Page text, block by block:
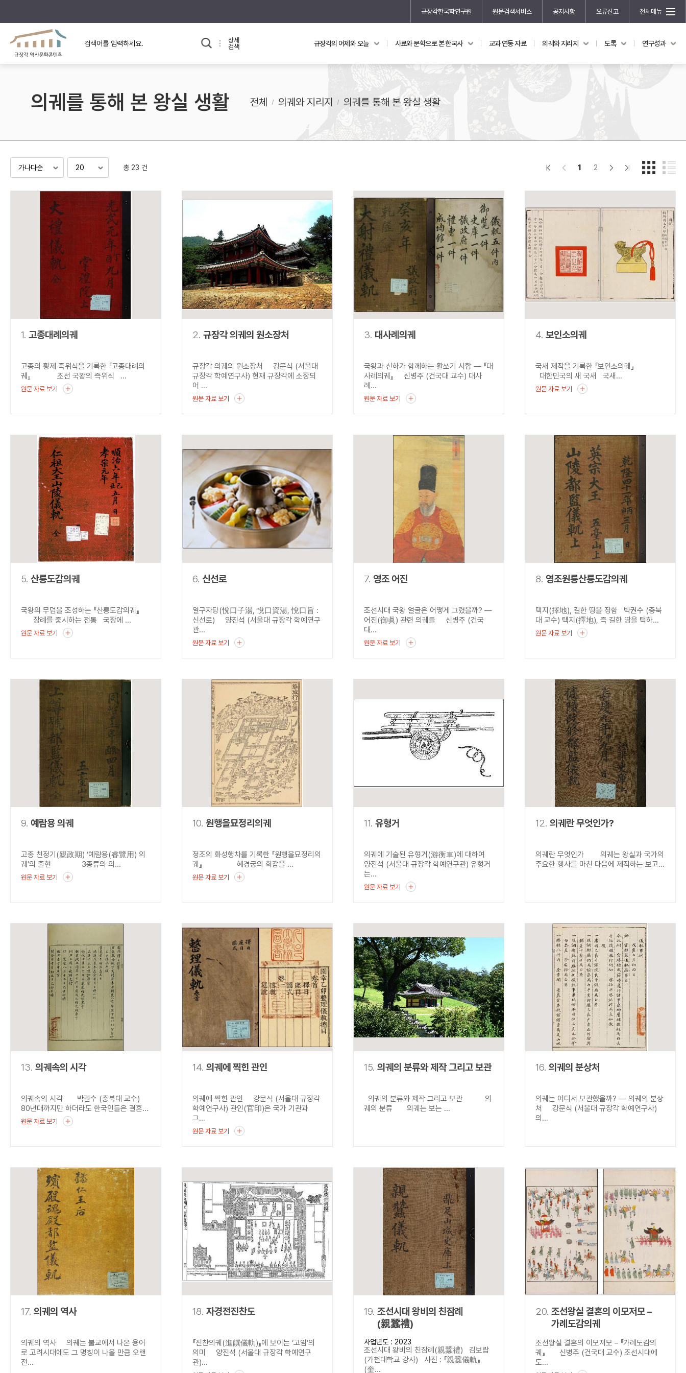
규장각한국학연구원 원문검색서비스 공지사항 오류신고 전체메뉴
규장각의 어제와 오늘
규장각 소개영상
사료와 문학으로 본
고대
고려
조선 후기
교과 연동 자료 의궤와 지리지
지리지 이야기
도록 연구성과
신진학자 초청 연구교류 사업
규장각-산기 연구비 지원 사업
홍재 한국학 펠로십 프로그램
상세
검색
검색 연산자 사용안내
설명
AND
“정조”와 “정약용”이 동시에 포함된 자료를 검
색
OR “정조” 또는 “정약용”이 포함된 자료를 검색
NOT
“정조”가 나온 후 “정약용”이 나오지 않는 자
료를 검색
규장각의 어제와 오늘 사료와 문학으로 본 한국사 교과 연동 자료 의궤와 지리지 도록 연구성과
의궤를 통해 본 왕실 생활 전체 의궤와 지리지 의궤를 통해 본 왕실 생활
총 23 건 1 2
1. 고종대례의궤
고종의 황제 즉위식을 기록한 『고종대례의
궤』 조선 국왕의 즉위식 ...
원문 자료 보기
2. 규장각 의궤의 원소장처
규장각 의궤의 원소장처 강문식 (서울대
규장각 학예연구사) 현재 규장각에 소장되
어 ...
원문 자료 보기
3. 대사례의궤
국왕과 신하가 함께하는 활쏘기 시합 ― 『대
사례의궤』 신병주 (건국대 교수) 대사
례...
원문 자료 보기
4. 보인소의궤
국새 제작을 기록한 『보인소의궤』
대한민국의 새 국새 국새...
원문 자료 보기
5. 산릉도감의궤
국왕의 무덤을 조성하는 『산릉도감의궤』
장례를 중시하는 전통 국장에 ...
원문 자료 보기
6. 신선로
열구자탕(悅口子湯, 悅口資湯, 悅口旨 :
신선로) 양진석 (서울대 규장각 학예연구
관...
원문 자료 보기
7. 영조 어진
조선시대 국왕 얼굴은 어떻게 그렸을까? ―
어진(御眞) 관련 의궤들 신병주 (건국
대...
원문 자료 보기
8. 영조원릉산릉도감의궤
택지(擇地), 길한 땅을 정함 박권수 (충북
대 교수) 택지(擇地), 즉 길한 땅을 택하...
원문 자료 보기
9. 예람용 의궤
고종 친정기(親政期) ‘예람용(睿覽用) 의
궤’의 출현 3종류의 의...
원문 자료 보기
10. 원행을묘정리의궤
정조의 화성행차를 기록한 『원행을묘정리의
궤』 혜경궁의 회갑을 ...
원문 자료 보기
11. 유형거
의궤에 기술된 유형거(游衡車)에 대하여
양진석 (서울대 규장각 학예연구관) 유형거
는...
원문 자료 보기
12. 의궤란 무엇인가?
의궤란 무엇인가 의궤는 왕실과 국가의
주요한 행사를 마친 다음에 제작하는 보고...
13. 의궤속의 시각
의궤속의 시각 박권수 (충북대 교수)
80년대까지만 하더라도 한국인들은 결혼...
원문 자료 보기
14. 의궤에 찍힌 관인
의궤에 찍힌 관인 강문식 (서울대 규장각
학예연구사) 관인(官印)은 국가 기관과
그...
원문 자료 보기
15. 의궤의 분류와 제작 그리고 보관
의궤의 분류와 제작 그리고 보관 의
궤의 분류 의궤는 보는 ...
16. 의궤의 분상처
의궤는 어디서 보관했을까? ― 의궤의 분상
처 강문식 (서울대 규장각 학예연구사)
의...
17. 의궤의 역사
의궤의 역사 의궤는 불교에서 나온 용어
로 고려시대에도 그 명칭이 나올 만큼 오랜
전...
18. 자경전진찬도
『진찬의궤(進饌儀軌)』에 보이는 ‘고임’의
의미 양진석 (서울대 규장각 학예연구
관)...
19. 조선시대 왕비의 친잠례
(親蠶禮)
사업년도 : 2023
조선시대 왕비의 친잠례(親蠶禮) 김보람
(가천대학교 강사) 사진 : 『親蠶儀軌』
(奎...
20. 조선왕실 결혼의 이모저모 –
가례도감의궤
조선왕실 결혼의 이모저모 – 『가례도감의
궤』 신병주 (건국대 교수) 조선시대에
도...